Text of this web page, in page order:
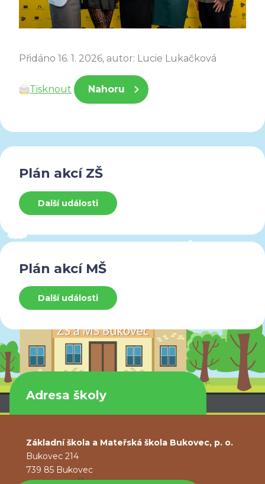
Přidáno 16. 1. 2026, autor: Lucie Lukačková
Tisknout Nahoru
Plán akcí ZŠ
Další události
Plán akcí MŠ
Další události
Adresa školy
Základní škola a Mateřská škola Bukovec, p. o.
Bukovec 214
739 85 Bukovec